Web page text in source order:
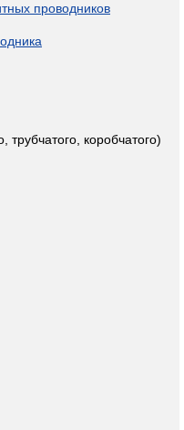
проводников
трубчатого, коробчатого)